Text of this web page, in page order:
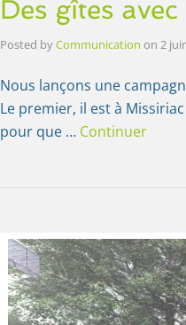
Des gîtes
Posted byCommunication on 2
Nous lançons une
Le premier, il est à
pour que … Continuer